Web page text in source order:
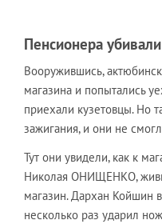
Пенсионера
Вооружившись,
магазина и попытались
приехали кузетовцы. Но
зажигания, и они не
Тут они увидели, как к
Николая ОНИЩЕНКО,
магазин. Дархан Койшин
несколько раз ударил